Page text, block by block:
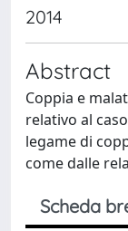
2014
Abstract
Coppia e
relativo al
legame di
come dalle
Scheda